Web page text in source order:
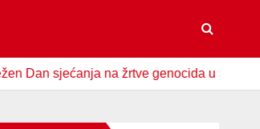
na žrtve genocida u Srebrenici